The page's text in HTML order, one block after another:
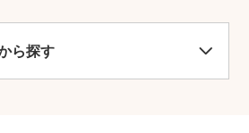
ら探す